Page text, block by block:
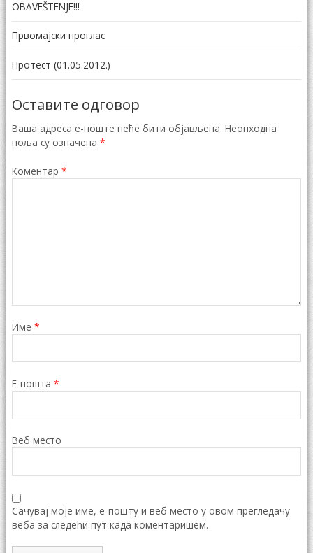
OBAVEŠTENJE!!!
Првомајски проглас
Протест (01.05.2012.)
Оставите одговор
Ваша адреса е-поште неће бити објављена. Неопходна
поља су означена *
Коментар *
Име *
Е-пошта *
Веб место
Сачувај моје име, е-пошту и веб место у овом прегледачу
веба за следећи пут када коментаришем.